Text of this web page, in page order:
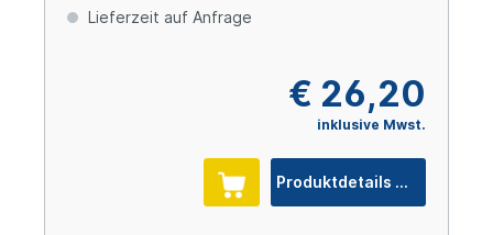
Lieferzeit auf Anfrage
€ 26,20
inklusive Mwst.
Produktdetails